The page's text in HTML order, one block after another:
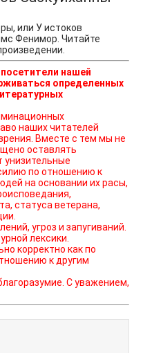
или У истоков
Фенимор. Читайте
нашей
определенных
Вместе с тем мы не
оставлять
по отношению к
на основании их расы,
статуса ветерана,
угроз и запугиваний.
лексики.
корректно как по
к другим
С уважением,